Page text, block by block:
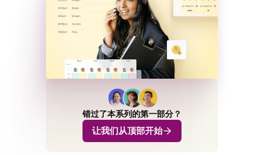
错过了本系列的第一部分？
让我们从顶部开始